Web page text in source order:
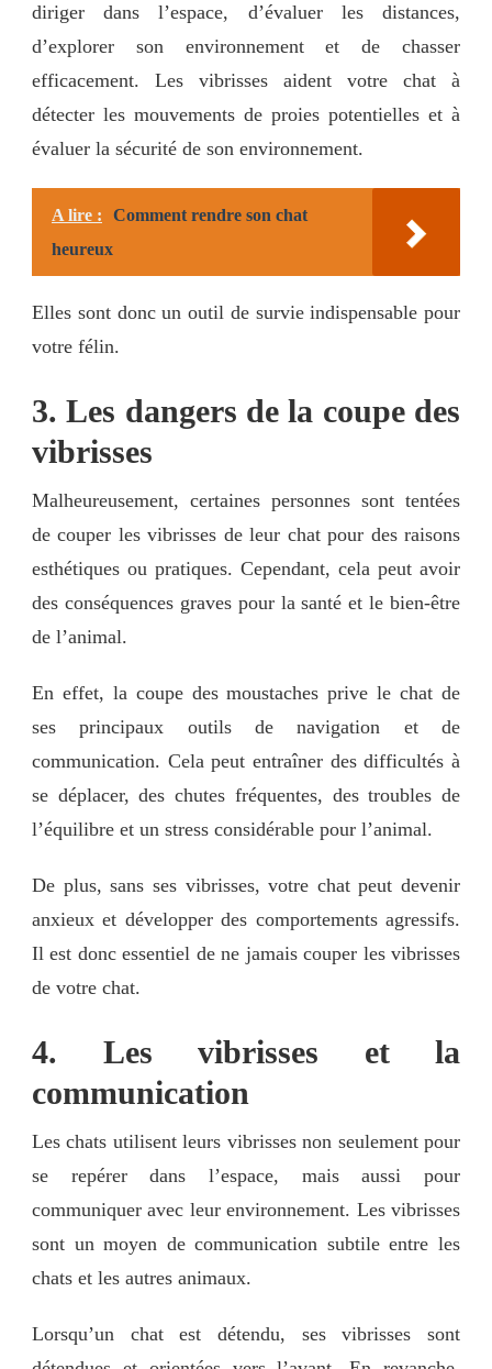
diriger dans l’espace, d’évaluer les distances,
d’explorer son environnement et de chasser
efficacement. Les vibrisses aident votre chat à
détecter les mouvements de proies potentielles et à
évaluer la sécurité de son environnement.
A lire :
Comment rendre son chat
heureux
Elles sont donc un outil de survie indispensable pour
votre félin.
3. Les dangers de la coupe des
vibrisses
Malheureusement, certaines personnes sont tentées
de couper les vibrisses de leur chat pour des raisons
esthétiques ou pratiques. Cependant, cela peut avoir
des conséquences graves pour la santé et le bien-être
de l’animal.
En effet, la coupe des moustaches prive le chat de
ses principaux outils de navigation et de
communication. Cela peut entraîner des difficultés à
se déplacer, des chutes fréquentes, des troubles de
l’équilibre et un stress considérable pour l’animal.
De plus, sans ses vibrisses, votre chat peut devenir
anxieux et développer des comportements agressifs.
Il est donc essentiel de ne jamais couper les vibrisses
de votre chat.
4. Les vibrisses et la
communication
Les chats utilisent leurs vibrisses non seulement pour
se repérer dans l’espace, mais aussi pour
communiquer avec leur environnement. Les vibrisses
sont un moyen de communication subtile entre les
chats et les autres animaux.
Lorsqu’un chat est détendu, ses vibrisses sont